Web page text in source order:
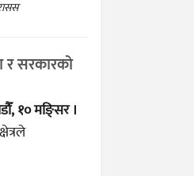
र सरकारको
१० मङ्सिर ।